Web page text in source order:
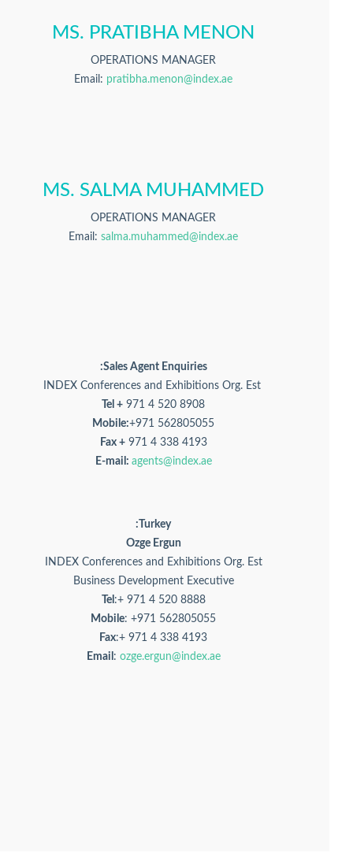
MS. PRATIBHA MENON
OPERATIONS MANAGER
Email: pratibha.menon@index.ae
MS. SALMA MUHAMMED
OPERATIONS MANAGER
Email:salma.muhammed@index.ae
Sales Agent Enquiries:
INDEX Conferences and Exhibitions Org. Est
Tel + 971 4 520 8908
Mobile:+971 562805055
Fax + 971 4 338 4193
E-mail:agents@index.ae
Turkey:
Ozge Ergun
INDEX Conferences and Exhibitions Org. Est
Business Development Executive
Tel:+ 971 4 520 8888
Mobile: +971 562805055
Fax:+ 971 4 338 4193
Email:ozge.ergun@index.ae